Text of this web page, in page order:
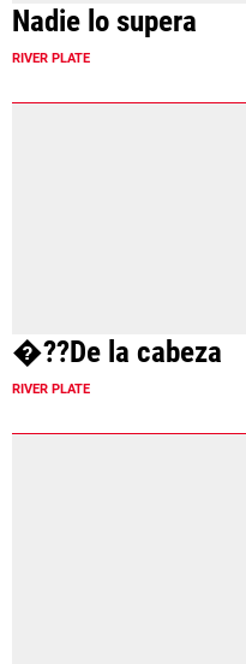
Nadie lo supera
RIVER PLATE
�??De la cabeza
RIVER PLATE